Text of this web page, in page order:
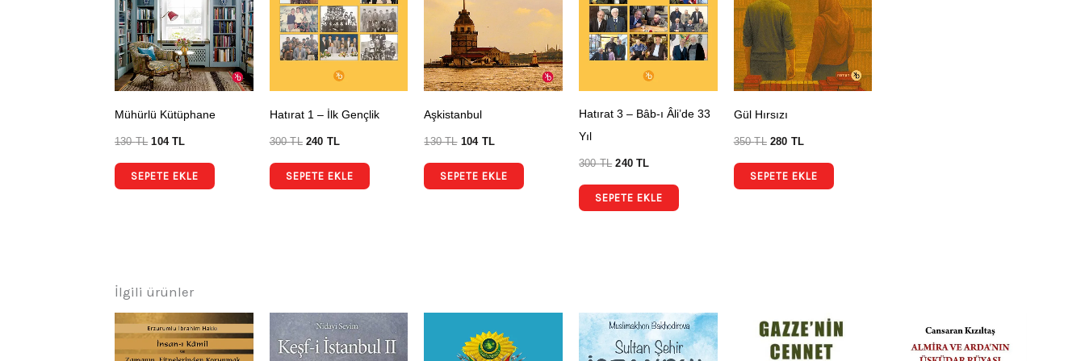
Mühürlü Kütüphane
130TL 104TL
SEPETE EKLE
Hatırat 1 – İlk Gençlik
300TL 240 TL
SEPETE EKLE
Aşkistanbul
130TL 104 TL
SEPETE EKLE
Hatırat 3 – Bâb-ı Âli’de 33
Yıl
300TL 240TL
SEPETE EKLE
Gül Hırsızı
350TL 280 TL
SEPETE EKLE
İlgili ürünler